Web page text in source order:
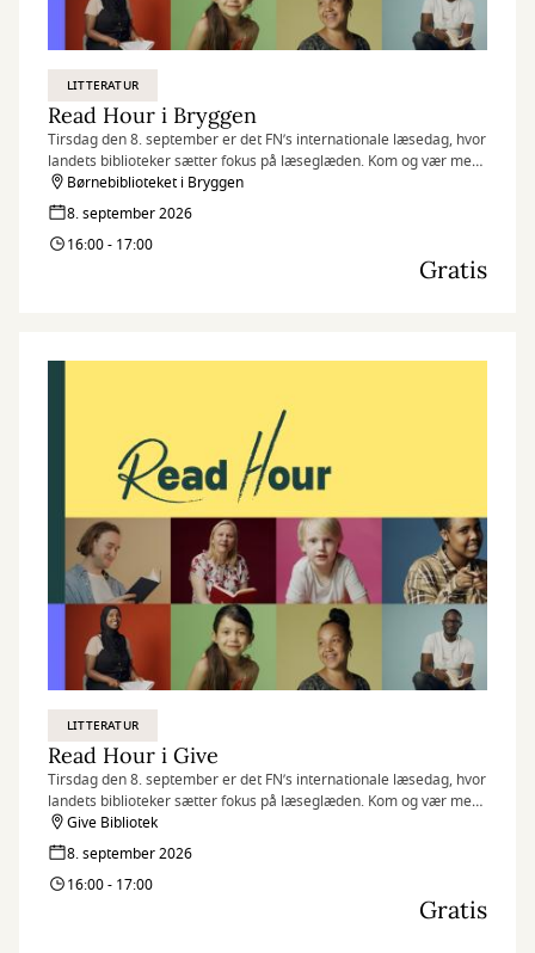
LITTERATUR
Read Hour i Bryggen
Tirsdag den 8. september er det FN’s internationale læsedag, hvor
landets biblioteker sætter fokus på læseglæden. Kom og vær med,
når vi markerer dagen på flere af vores biblioteker med Read
Hour, hvor vi læser så meget, som vi kan på én time.
Børnebiblioteket i Bryggen
8. september 2026
16:00 - 17:00
Gratis
LITTERATUR
Read Hour i Give
Tirsdag den 8. september er det FN’s internationale læsedag, hvor
landets biblioteker sætter fokus på læseglæden. Kom og vær med,
når vi markerer dagen på flere af vores biblioteker med Read
Hour, hvor vi læser så meget, som vi kan på én time.
Give Bibliotek
8. september 2026
16:00 - 17:00
Gratis